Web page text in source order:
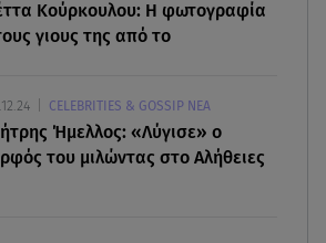
από την Μπόρα Μπόρα:
του χειμώνα»
διάσωση 15χρονης
Κούρκουλου: Η φωτογραφία
γιους της από το
CELEBRITIES & GOSSIP ΝΕΑ
Ήμελλος: «Λύγισε» ο
του μιλώντας στο Αλήθειες